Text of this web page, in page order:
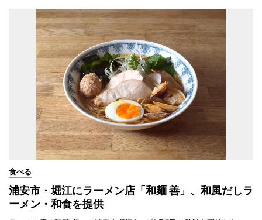
食べる
浦安市・堀江にラーメン店「和麺 善」、和風だしラ
ーメン・和食を提供